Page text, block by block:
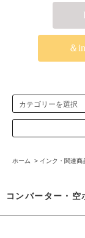
＆
ホーム > インク・関連商
コンバーター・空